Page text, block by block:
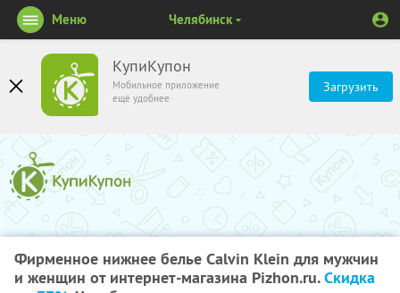
КупиКупон
Мобильное приложение
ещё удобнее
Загрузить
Меню Челябинск
Фирменное нижнее белье Calvin Klein для мужчин
и женщин от интернет-магазина Pizhon.ru.Скидка